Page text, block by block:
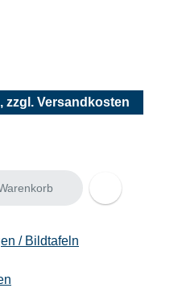
zzgl. Versandkosten
/ Bildtafeln